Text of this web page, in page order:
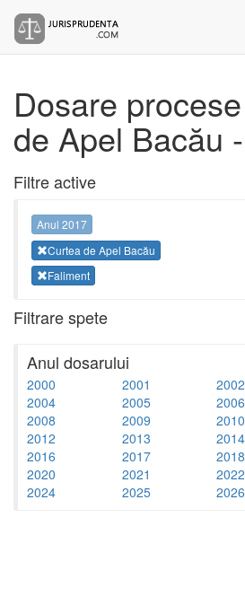
Dosare
de Apel Bacău
Filtre active
Anul 2017
Curtea de Apel Bacău
Faliment
Filtrare spete
Anul dosarului
2000 2001 2002
2004
2005 2006
2008
2009 2010
2012
2013 2014
2016
2017 2018
2020
2021 2022
2024
2025 2026